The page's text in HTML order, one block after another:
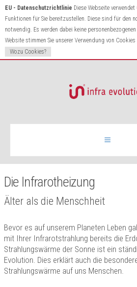
EU - Datenschutzrichtlinie Diese Webseite
Funktionen für Sie bereitzustellen. Diese sind für den
notwendig. Es werden dabei keine
Website stimmen Sie unserer Verwendung von Cookies
Wozu Cookies?
Infrarotheizung
Produkte
Kontakt
Die Infrarotheizung
Älter als die Menschheit
Bevor es auf unserem Planeten Leben
mit Ihrer Infrarotstrahlung bereits die
Strahlungswärme der Sonne ist ein
Evolution. Dies erklärt auch die
Strahlungswärme auf uns Menschen.